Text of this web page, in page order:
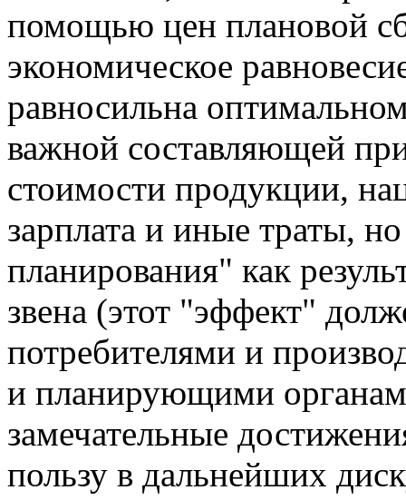
помощью цен плановой
экономическое
равносильна
важной составляющей
стоимости продукции,
зарплата и иные траты,
планирования" как
звена (этот "эффект"
потребителями и
и планирующими
замечательные
пользу в дальнейших